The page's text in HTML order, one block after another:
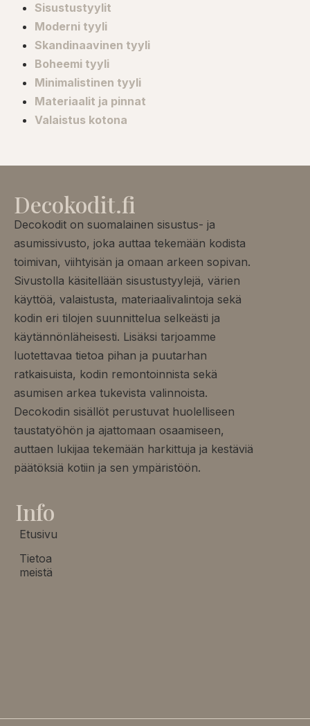
Sisustustyylit
Moderni tyyli
Skandinaavinen tyyli
Boheemi tyyli
Minimalistinen tyyli
Materiaalit ja pinnat
Valaistus kotona
Decokodit.fi
Decokodit on suomalainen sisustus- ja
asumissivusto, joka auttaa tekemään kodista
toimivan, viihtyisän ja omaan arkeen sopivan.
Sivustolla käsitellään sisustustyylejä, värien
käyttöä, valaistusta, materiaalivalintoja sekä
kodin eri tilojen suunnittelua selkeästi ja
käytännönläheisesti. Lisäksi tarjoamme
luotettavaa tietoa pihan ja puutarhan
ratkaisuista, kodin remontoinnista sekä
asumisen arkea tukevista valinnoista.
Decokodin sisällöt perustuvat huolelliseen
taustatyöhön ja ajattomaan osaamiseen,
auttaen lukijaa tekemään harkittuja ja kestäviä
päätöksiä kotiin ja sen ympäristöön.
Info
Etusivu
Tietoa
meistä